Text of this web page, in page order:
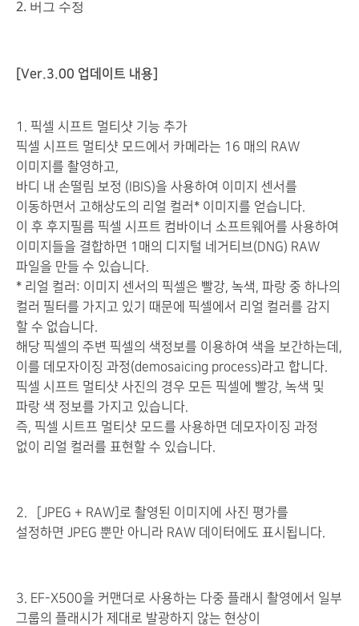
2. 버그 수정
[Ver.3.00 업데이트 내용]
1. 픽셀 시프트 멀티샷 기능 추가
픽셀 시프트 멀티샷 모드에서 카메라는 16 매의 RAW
이미지를 촬영하고,
바디 내 손떨림 보정 (IBIS)을 사용하여 이미지 센서를
이동하면서 고해상도의 리얼 컬러* 이미지를 얻습니다.
이 후 후지필름 픽셀 시프트 컴바이너 소프트웨어를 사용하여
이미지들을 결합하면 1매의 디지털 네거티브(DNG) RAW
파일을 만들 수 있습니다.
* 리얼 컬러: 이미지 센서의 픽셀은 빨강, 녹색, 파랑 중 하나의
컬러 필터를 가지고 있기 때문에 픽셀에서 리얼 컬러를 감지
할 수 없습니다.
해당 픽셀의 주변 픽셀의 색정보를 이용하여 색을 보간하는데,
이를 데모자이징 과정(demosaicing process)라고 합니다.
픽셀 시프트 멀티샷 사진의 경우 모든 픽셀에 빨강, 녹색 및
파랑 색 정보를 가지고 있습니다.
즉, 픽셀 시트프 멀티샷 모드를 사용하면 데모자이징 과정
없이 리얼 컬러를 표현할 수 있습니다.
2. [JPEG + RAW]로 촬영된 이미지에 사진 평가를
설정하면 JPEG 뿐만 아니라 RAW 데이터에도 표시됩니다.
3. EF-X500을 커맨더로 사용하는 다중 플래시 촬영에서 일부
그룹의 플래시가 제대로 발광하지 않는 현상이